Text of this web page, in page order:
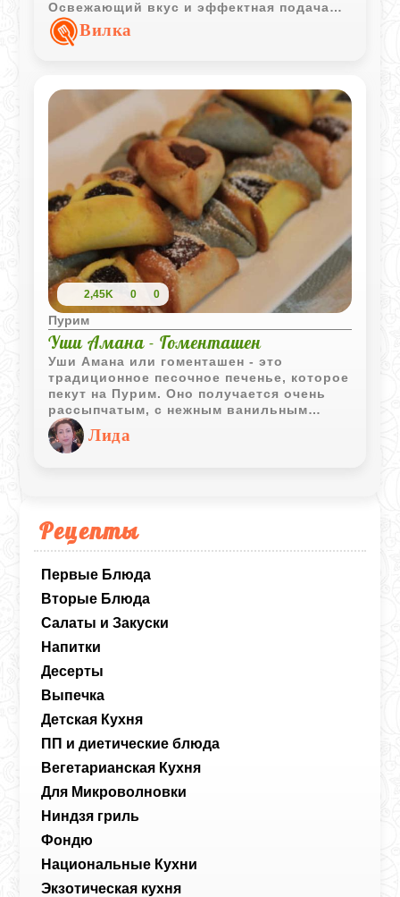
Рецепты
Первые Блюда
Вторые Блюда
Салаты и Закуски
Напитки
Десерты
Выпечка
Детская Кухня
ПП и диетические блюда
Вегетарианская Кухня
Для Микроволновки
Ниндзя гриль
Фондю
Национальные Кухни
Экзотическая кухня
Освежающий вкус и эффектная подача
делают этот напиток настоящим
украшением стола.
Вилка
2,45K 0 0
Пурим
Уши Амана - Гоменташен
Уши Амана или гоменташен - это
традиционное песочное печенье, которое
пекут на Пурим. Оно получается очень
рассыпчатым, с нежным ванильным
ароматом, а внутрь можно положить
абсолютно любую любимую начинку,
главное чтобы она была густой и не
Лида